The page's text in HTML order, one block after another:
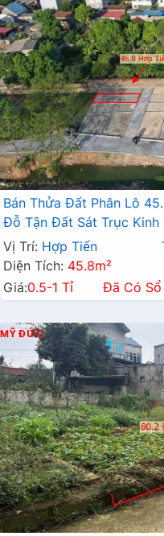
Bán Thửa Đất Phân Lô
Đỗ Tận Đất Sát Trục Kinh
Vị Trí: Hợp Tiến
Diện Tích: 45.8m²
Giá:0.5-1 Tỉ Đã Có Sổ
MỸ ĐỨC